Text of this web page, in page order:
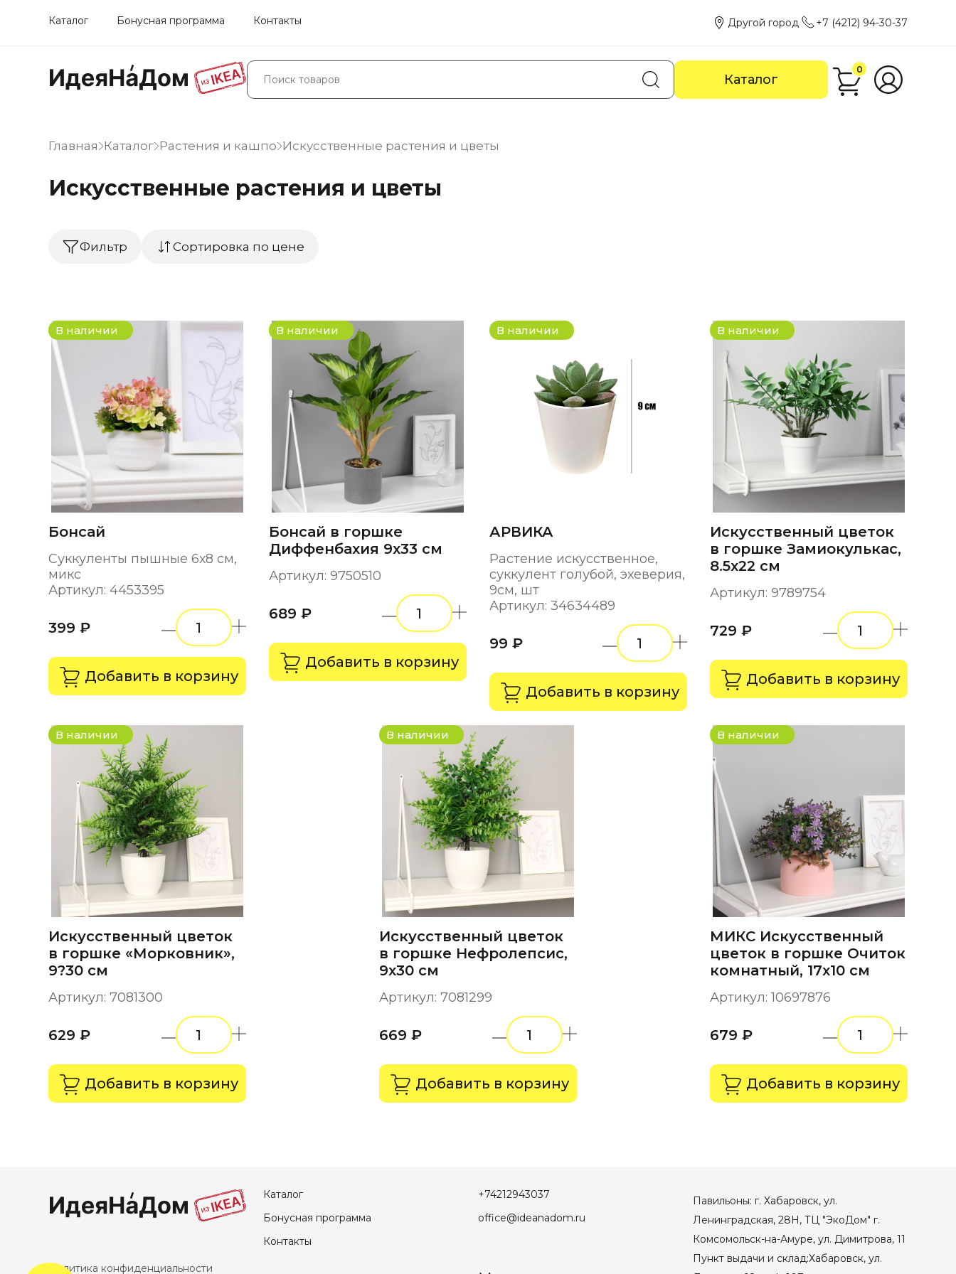
Каталог Бонусная программа Контакты Другой город +7 (4212) 94-30-37
Каталог
0
Главная Каталог Растения и кашпо Искусственные растения и цветы
Искусственные растения и цветы
Фильтр Сортировка по цене
В наличии
Бонсай
Суккуленты пышные 6х8 см,
микс
Артикул: 4453395
399 ₽
Добавить в корзину
В наличии
Бонсай в горшке
Диффенбахия 9х33 см
Артикул: 9750510
689 ₽
Добавить в корзину
В наличии
АРВИКА
Растение искусственное,
суккулент голубой, эхеверия,
9см, шт
Артикул: 34634489
99 ₽
Добавить в корзину
В наличии
Искусственный цветок
в горшке Замиокулькас,
8.5х22 см
Артикул: 9789754
729 ₽
Добавить в корзину
В наличии
Искусственный цветок
в горшке «Морковник»,
9?30 см
Артикул: 7081300
629 ₽
Добавить в корзину
В наличии
Искусственный цветок
в горшке Нефролепсис,
9х30 см
Артикул: 7081299
669 ₽
Добавить в корзину
В наличии
МИКС Искусственный
цветок в горшке Очиток
комнатный, 17х10 см
Артикул: 10697876
679 ₽
Добавить в корзину
Политика конфиденциальности
Каталог
Бонусная программа
Контакты
+74212943037
office@ideanadom.ru
Павильоны: г. Хабаровск, ул.
Ленинградская, 28Н, ТЦ "ЭкоДом" г.
Комсомольск-на-Амуре, ул. Димитрова, 11
Пункт выдачи и склад:Хабаровск, ул.